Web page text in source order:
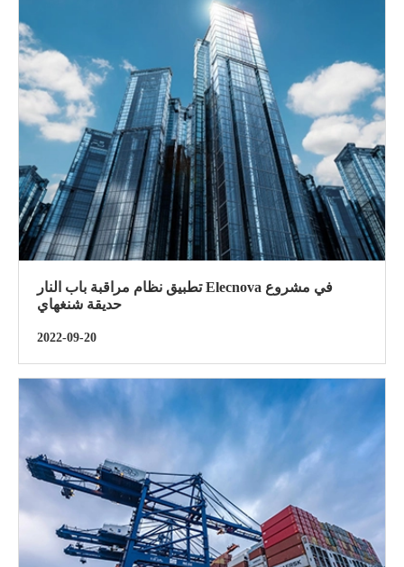
تطبيق نظام مراقبة باب النار Elecnova في مشروع
حديقة شنغهاي
2022-09-20